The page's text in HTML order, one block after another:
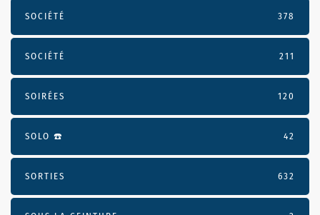
SOCIÉTÉ 378
SOCIÉTÉ 211
SOIRÉES 120
SOLO ☎️ 42
SORTIES 632